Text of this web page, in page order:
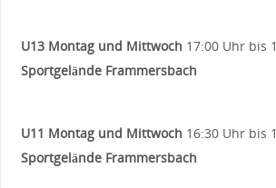
U13 Montag und Mittwoch 17:00 Uhr bis
Sportgelände Frammersbach
U11 Montag und Mittwoch 16:30 Uhr bis
Sportgelände Frammersbach